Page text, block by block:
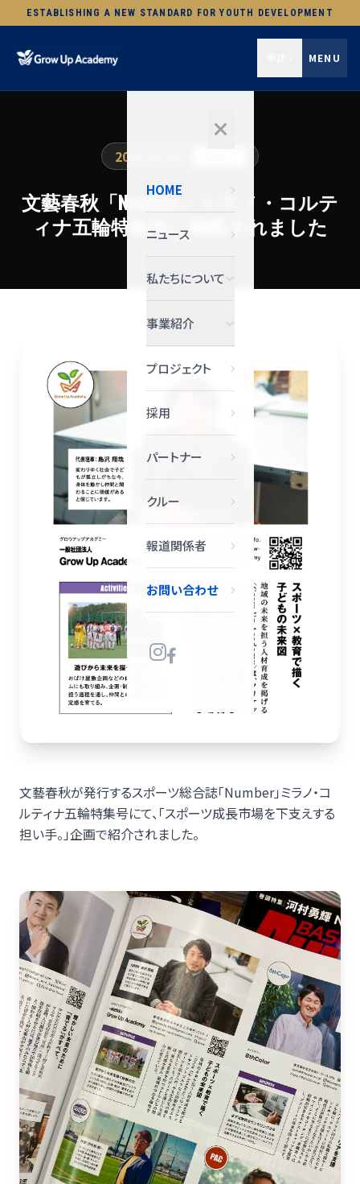
ESTABLISHING A NEW STANDARD FOR YOUTH DEVELOPMENT
MENU
HOME
ニュース
私たちについて
事業紹介
プロジェクト
採用
パートナー
クルー
報道関係者
お問い合わせ
2026.02.26
文藝春秋「Number」ミラノ・コルテ
ィナ五輪特集号に掲載されました
文藝春秋が発行するスポーツ総合誌「Number」ミラノ・コ
ルティナ五輪特集号にて、「スポーツ成長市場を下支えする
担い手。」企画で紹介されました。